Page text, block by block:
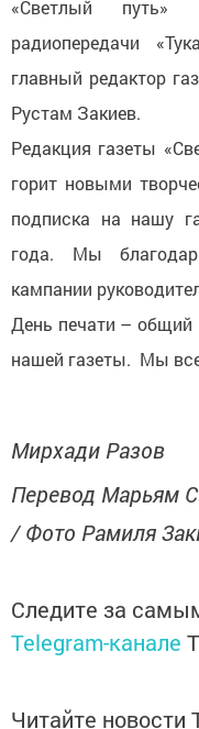
«Светлый путь»
радиопередачи
главный редактор
Рустам Закиев.
Редакция газеты
горит новыми
подписка на нашу
года. Мы
кампании
День печати – общий
нашей газеты. Мы
Мирхади Разов
Перевод Марьям
/ Фото Рамиля
Следите за
Telegram-канале
Читайте новости